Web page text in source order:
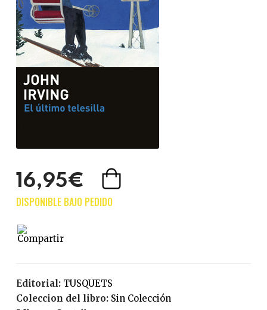
16,95€
Editorial:
TUSQUETS
Coleccion del libro:
Sin Colección